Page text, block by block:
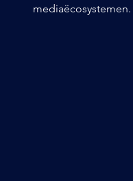
mediaëcosystemen.